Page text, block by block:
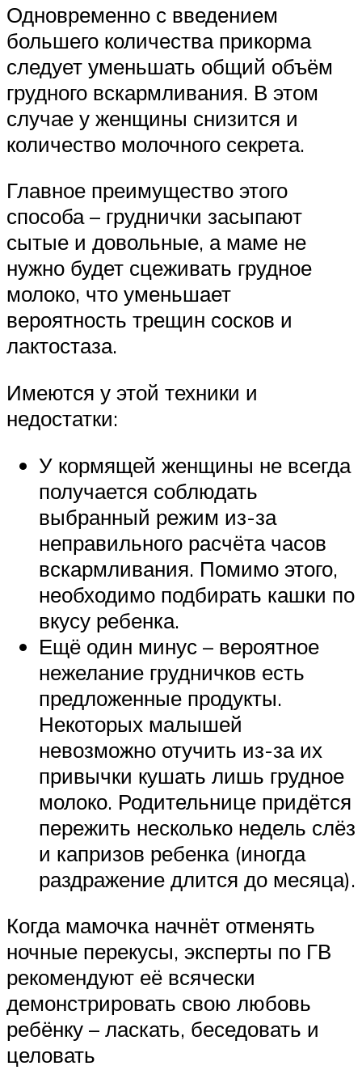
Одновременно с введением
большего количества прикорма
следует уменьшать общий объём
грудного вскармливания. В этом
случае у женщины снизится и
количество молочного секрета.
Главное преимущество этого
способа – груднички засыпают
сытые и довольные, а маме не
нужно будет сцеживать грудное
молоко, что уменьшает
вероятность трещин сосков и
лактостаза.
Имеются у этой техники и
недостатки:
У кормящей женщины не всегда
получается соблюдать
выбранный режим из-за
неправильного расчёта часов
вскармливания. Помимо этого,
необходимо подбирать кашки по
вкусу ребенка.
Ещё один минус – вероятное
нежелание грудничков есть
предложенные продукты.
Некоторых малышей
невозможно отучить из-за их
привычки кушать лишь грудное
молоко. Родительнице придётся
пережить несколько недель слёз
и капризов ребенка (иногда
раздражение длится до месяца).
Когда мамочка начнёт отменять
ночные перекусы, эксперты по ГВ
рекомендуют её всячески
демонстрировать свою любовь
ребёнку – ласкать, беседовать и
целовать